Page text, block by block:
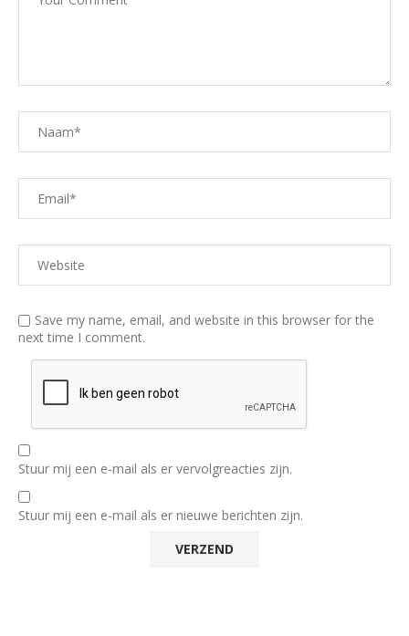
Save my name, email, and website in this browser for the
next time I comment.
Stuur mij een e-mail als er vervolgreacties zijn.
Stuur mij een e-mail als er nieuwe berichten zijn.